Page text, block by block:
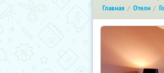
Главная Отели